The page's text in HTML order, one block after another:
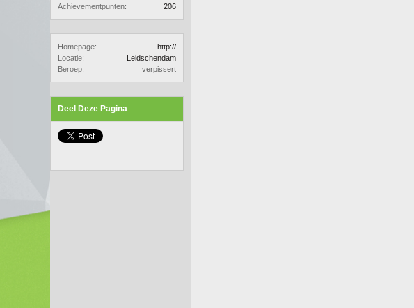
Achievementpunten:
206
Homepage:
http://
Locatie:
Leidschendam
Beroep:
verpissert
Deel Deze Pagina